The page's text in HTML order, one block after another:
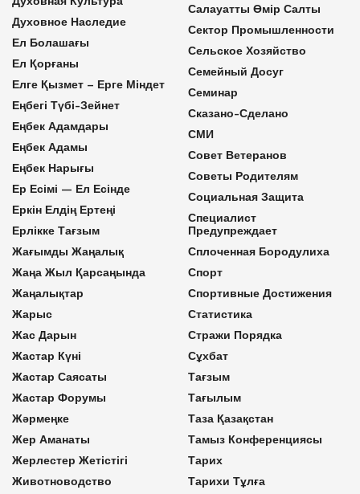
Духовное Наследие
Ел Болашағы
Ел Қорғаны
Елге Қызмет – Ерге Міндет
Еңбегі Түбі-Зейнет
Еңбек Адамдары
Еңбек Адамы
Еңбек Нарығы
Ер Есімі — Ел Есінде
Еркін Елдің Ертеңі
Ерлікке Тағзым
Жағымды Жаңалық
Жаңа Жыл Қарсаңында
Жаңалықтар
Жарыс
Жас Дарын
Жастар Күні
Жастар Саясаты
Жастар Форумы
Жәрмеңке
Жер Аманаты
Жерлестер Жетістігі
Животноводство
Салауатты Өмір Салты
Сектор Промышленности
Сельское Хозяйство
Семейный Досуг
Семинар
Сказано-Сделано
СМИ
Совет Ветеранов
Советы Родителям
Социальная Защита
Специалист
Предупреждает
Сплоченная Бородулиха
Спорт
Спортивные Достижения
Статистика
Стражи Порядка
Сұхбат
Тағзым
Тағылым
Таза Қазақстан
Тамыз Конференциясы
Тарих
Тарихи Тұлға